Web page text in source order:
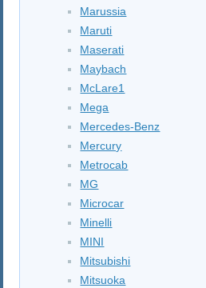
Marussia
Maruti
Maserati
Maybach
McLare1
Mega
Mercedes-Benz
Mercury
Metrocab
MG
Microcar
Minelli
MINI
Mitsubishi
Mitsuoka